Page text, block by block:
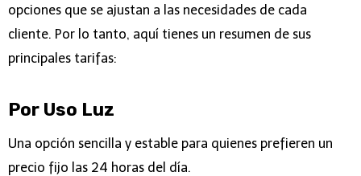
opciones que se ajustan a las necesidades de cada
cliente. Por lo tanto, aquí tienes un resumen de sus
principales tarifas:
Por Uso Luz
Una opción sencilla y estable para quienes prefieren un
precio fijo las 24 horas del día.